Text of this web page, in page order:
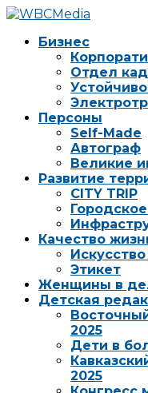
Бизнес
Отдел
Персоны
Self-Made
Автограф
Великие
Развитие
CITY TRIP
Качество
Этикет
Женщины в
Детская
2025
Дети в
2025